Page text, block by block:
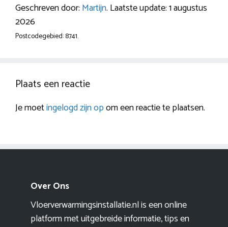
Geschreven door: Martijn. Laatste update: 1 augustus
2026
Postcodegebied: 8741.
Plaats een reactie
Je moetingelogd zijn opom een reactie te plaatsen.
Over Ons
Vloerverwarmingsinstallatie.nl is een online
platform met uitgebreide informatie, tips en